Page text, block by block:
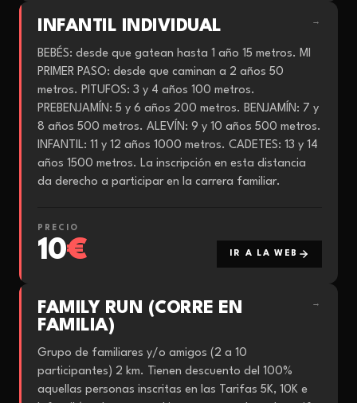
INFANTIL INDIVIDUAL →
BEBÉS: desde que gatean hasta 1 año 15 metros. MI
PRIMER PASO: desde que caminan a 2 años 50
metros. PITUFOS: 3 y 4 años 100 metros.
PREBENJAMÍN: 5 y 6 años 200 metros. BENJAMÍN: 7 y
8 años 500 metros. ALEVÍN: 9 y 10 años 500 metros.
INFANTIL: 11 y 12 años 1000 metros. CADETES: 13 y 14
años 1500 metros. La inscripción en esta distancia
da derecho a participar en la carrera familiar.
PRECIO
10€ IR A LA WEB
FAMILY RUN (CORRE EN
FAMILIA)
→
Grupo de familiares y/o amigos (2 a 10
participantes) 2 km. Tienen descuento del 100%
aquellas personas inscritas en las Tarifas 5K, 10K e